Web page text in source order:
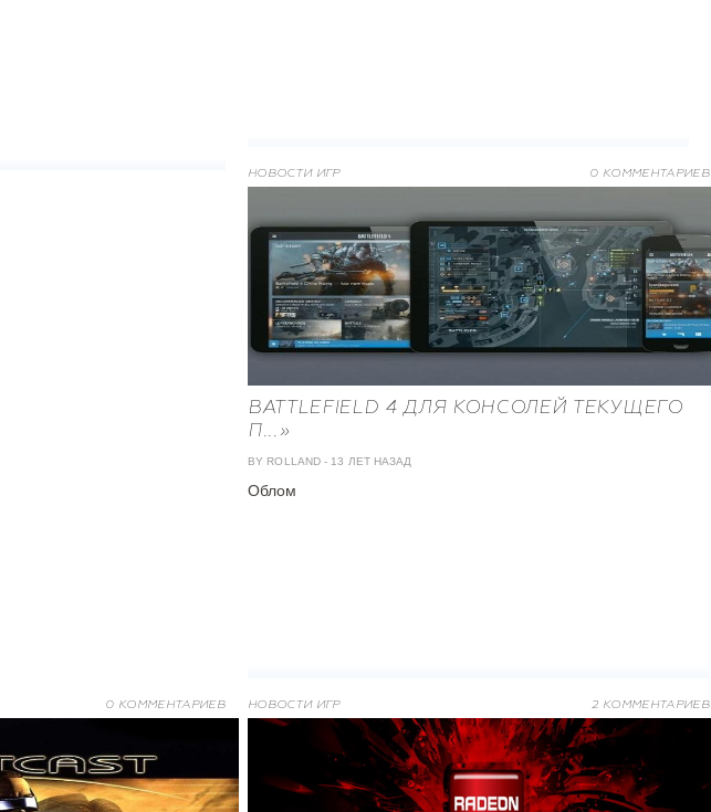
НОВОСТИ ИГР 0 КОММЕНТАРИЕВ
BATTLEFIELD 4 ДЛЯ КОНСОЛЕЙ ТЕКУЩЕГО
П...»
BY ROLLAND - 13 ЛЕТ НАЗАД
Облом
0 КОММЕНТАРИЕВ НОВОСТИ ИГР 2 КОММЕНТАРИЕВ